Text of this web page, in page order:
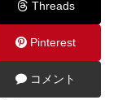
Threads
Pinterest
コメント